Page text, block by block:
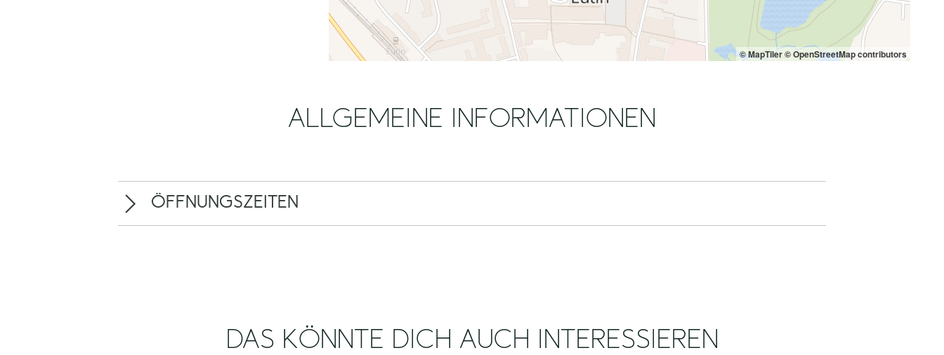
© MapTiler© OpenStreetMap contributors
ALLGEMEINE INFORMATIONEN
ÖFFNUNGSZEITEN
DAS KÖNNTE DICH AUCH INTERESSIEREN